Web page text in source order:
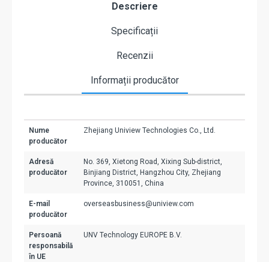
Descriere
Specificații
Recenzii
Informații producător
Nume
producător
Zhejiang Uniview Technologies Co., Ltd.
Adresă
producător
No. 369, Xietong Road, Xixing Sub-district,
Binjiang District, Hangzhou City, Zhejiang
Province, 310051, China
E-mail
producător
overseasbusiness@uniview.com
Persoană
responsabilă
în UE
UNV Technology EUROPE B.V.